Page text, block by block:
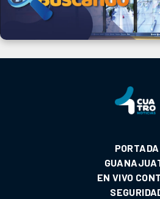
PORTADA
EN VIVO